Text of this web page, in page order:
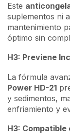
Este
suplementos ni
mantenimiento
óptimo sin
H3: Previene
La fórmula
Power HD-21
y sedimentos,
enfriamiento y
H3: Compatible